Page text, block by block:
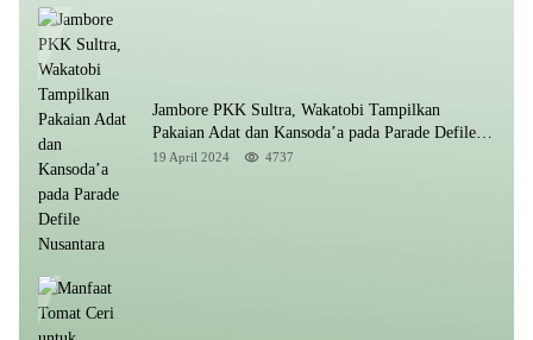
Jambore PKK Sultra, Wakatobi Tampilkan
Pakaian Adat dan Kansoda’a pada Parade Defile
Nusantara
19 April 2024 4737